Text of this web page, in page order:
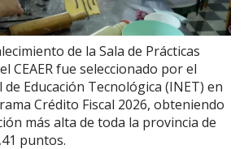
de la Sala de Prácticas
CEAER fue seleccionado por el
Educación Tecnológica (INET) en
Crédito Fiscal 2026, obteniendo
más alta de toda la provincia de
puntos.